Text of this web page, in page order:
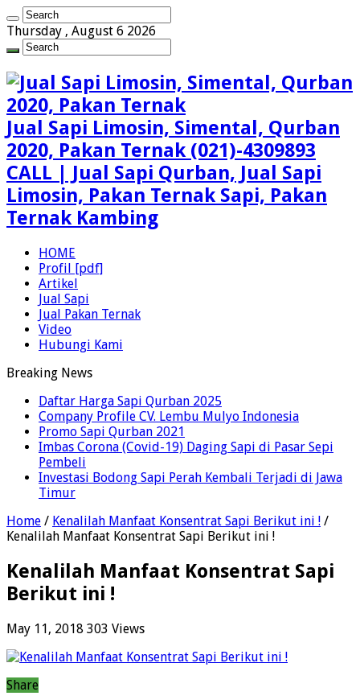
Thursday , August 6 2026
Jual Sapi Limosin, Simental, Qurban
2020, Pakan Ternak (021)-4309893
CALL | Jual Sapi Qurban, Jual Sapi
Limosin, Pakan Ternak Sapi, Pakan
Ternak Kambing
HOME
Profil [pdf]
Artikel
Jual Sapi
Jual Pakan Ternak
Video
Hubungi Kami
Breaking News
Daftar Harga Sapi Qurban 2025
Company Profile CV. Lembu Mulyo Indonesia
Promo Sapi Qurban 2021
Imbas Corona (Covid-19) Daging Sapi di Pasar Sepi
Pembeli
Investasi Bodong Sapi Perah Kembali Terjadi di Jawa
Timur
Home / Kenalilah Manfaat Konsentrat Sapi Berikut ini ! /
Kenalilah Manfaat Konsentrat Sapi Berikut ini !
Kenalilah Manfaat Konsentrat Sapi
Berikut ini !
May 11, 2018 303 Views
Share